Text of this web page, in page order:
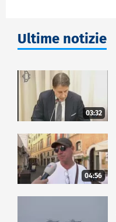
Ultime notizie
03:32
04:56